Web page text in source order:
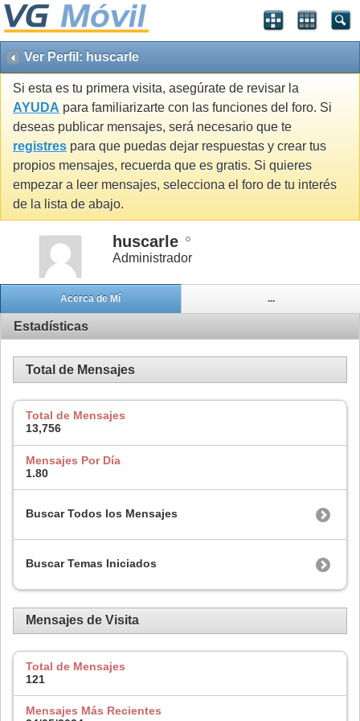
Ver Perfil: huscarle
Si esta es tu primera visita, asegúrate de revisar la
AYUDA para familiarizarte con las funciones del foro. Si
deseas publicar mensajes, será necesario que te
registres para que puedas dejar respuestas y crear tus
propios mensajes, recuerda que es gratis. Si quieres
empezar a leer mensajes, selecciona el foro de tu interés
de la lista de abajo.
huscarle
Administrador
Acerca de Mí ...
Estadísticas
Total de Mensajes
Total de Mensajes
13,756
Mensajes Por Día
1.80
Buscar Todos los Mensajes
Buscar Temas Iniciados
Mensajes de Visita
Total de Mensajes
121
Mensajes Más Recientes